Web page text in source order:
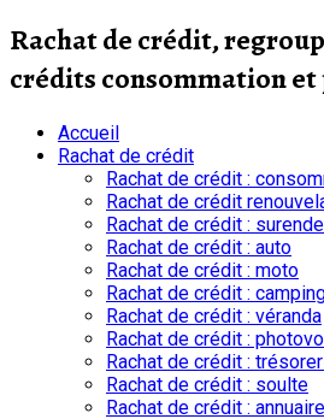
Rachat de crédit,
crédits consommation
Accueil
Rachat de crédit
Rachat de crédit :
Rachat de crédit
Rachat de crédit :
Rachat de crédit : auto
Rachat de crédit : moto
Rachat de crédit :
Rachat de crédit : véranda
Rachat de crédit :
Rachat de crédit :
Rachat de crédit : soulte
Rachat de crédit : annuaire